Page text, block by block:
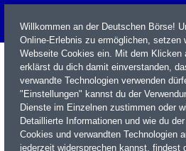
Name / WKN / ISIN / Kürzel
Willkommen an der Deutschen Börse!
Online-Erlebnis zu ermöglichen, setzen
Webseite Cookies ein. Mit dem Klicken
erklärst du dich damit einverstanden,
verwandte Technologien verwenden
"Einstellungen" kannst du der
Dienste im Einzelnen zustimmen oder
Detaillierte Informationen und wie du
Cookies und verwandten Technologien
jederzeit widersprechen kannst, findest